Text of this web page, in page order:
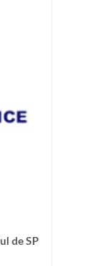
de SP